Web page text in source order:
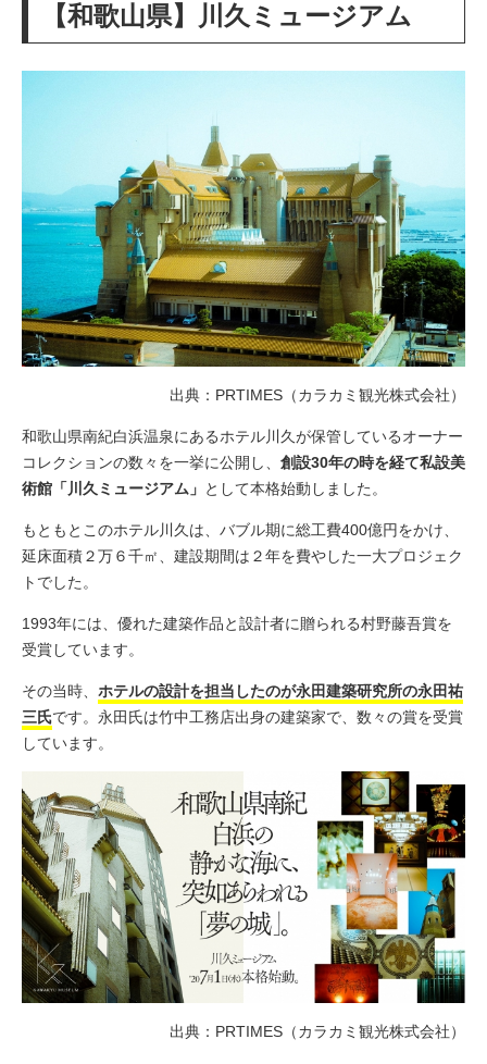
【和歌山県】川久ミュージアム
出典：PRTIMES（カラカミ観光株式会社）
和歌山県南紀白浜温泉にあるホテル川久が保管しているオーナー
コレクションの数々を一挙に公開し、 創設30年の時を経て私設美
術館「川久ミュージアム」 として本格始動しました。
もともとこのホテル川久は、バブル期に総工費400億円をかけ、
延床面積２万６千㎡、建設期間は２年を費やした一大プロジェク
トでした。
1993年には、優れた建築作品と設計者に贈られる村野藤吾賞を
受賞しています。
その当時、 ホテルの設計を担当したのが永田建築研究所の永田祐
三氏です。永田氏は竹中工務店出身の建築家で、数々の賞を受賞
しています。
出典：PRTIMES（カラカミ観光株式会社）